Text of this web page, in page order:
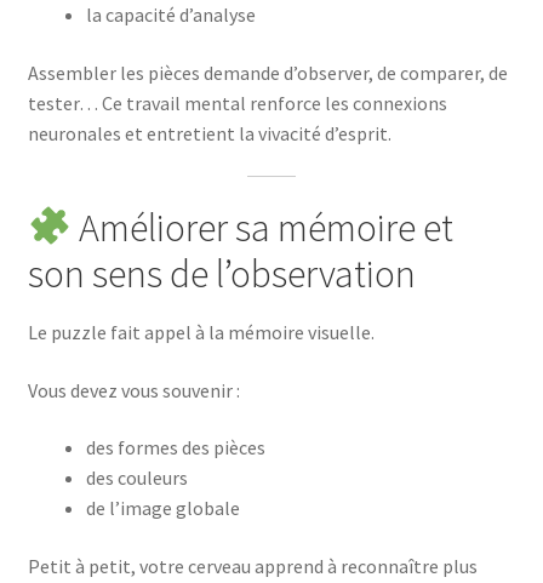
la capacité d’analyse
Assembler les pièces demande d’observer, de comparer, de
tester… Ce travail mental renforce les connexions
neuronales et entretient la vivacité d’esprit.
Améliorer sa mémoire et
son sens de l’observation
Le puzzle fait appel à la mémoire visuelle.
Vous devez vous souvenir :
des formes des pièces
des couleurs
de l’image globale
Petit à petit, votre cerveau apprend à reconnaître plus